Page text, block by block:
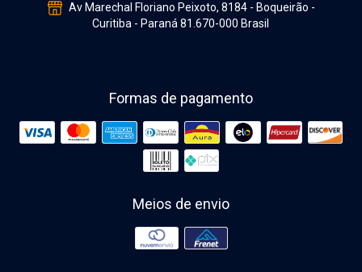
Av Marechal Floriano Peixoto, 8184 - Boqueirão -
Curitiba - Paraná 81.670-000 Brasil
Formas de pagamento
Meios de envio